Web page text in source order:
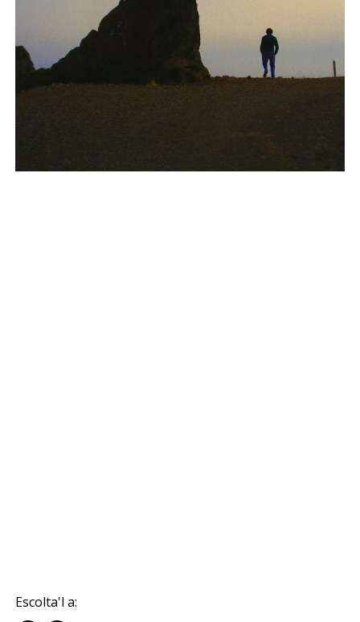
Escolta'l a: